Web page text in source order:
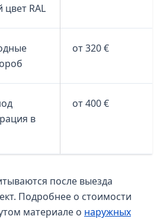
RAL
от 320 €
в
от 400 €
после выезда
Подробнее о стоимости
материале о наружных